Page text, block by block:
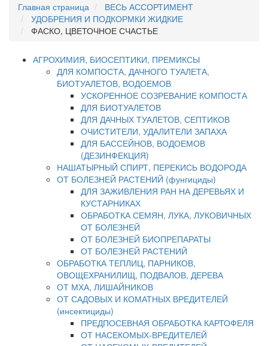
Главная страница
ВЕСЬ АССОРТИМЕНТ
УДОБРЕНИЯ И ПОДКОРМКИ ЖИДКИЕ
ФАСКО, ЦВЕТОЧНОЕ СЧАСТЬЕ
АГРОХИМИЯ, БИОСЕПТИКИ, ПРЕМИКСЫ
ДЛЯ КОМПОСТА, ДАЧНОГО ТУАЛЕТА,
БИОТУАЛЕТОВ, ВОДОЕМОВ
УСКОРЕННОЕ СОЗРЕВАНИЕ КОМПОСТА
ДЛЯ БИОТУАЛЕТОВ
ДЛЯ ДАЧНЫХ ТУАЛЕТОВ, СЕПТИКОВ
ОЧИСТИТЕЛИ, УДАЛИТЕЛИ ЗАПАХА
ДЛЯ БАССЕЙНОВ, ВОДОЕМОВ
(ДЕЗИНФЕКЦИЯ)
НАШАТЫРНЫЙ СПИРТ, ПЕРЕКИСЬ ВОДОРОДА
ОТ БОЛЕЗНЕЙ РАСТЕНИЙ (фунгициды)
ДЛЯ ЗАЖИВЛЕНИЯ РАН НА ДЕРЕВЬЯХ И
КУСТАРНИКАХ
ОБРАБОТКА СЕМЯН, ЛУКА, ЛУКОВИЧНЫХ
ОТ БОЛЕЗНЕЙ
ОТ БОЛЕЗНЕЙ БИОПРЕПАРАТЫ
ОТ БОЛЕЗНЕЙ РАСТЕНИЙ
ОБРАБОТКА ТЕПЛИЦ, ПАРНИКОВ,
ОВОЩЕХРАНИЛИЩ, ПОДВАЛОВ, ДЕРЕВА
ОТ МХА, ЛИШАЙНИКОВ
ОТ САДОВЫХ И КОМАТНЫХ ВРЕДИТЕЛЕЙ
(инсектициды)
ПРЕДПОСЕВНАЯ ОБРАБОТКА КАРТОФЕЛЯ
ОТ НАСЕКОМЫХ-ВРЕДИТЕЛЕЙ